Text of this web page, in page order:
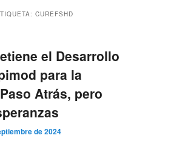
CUREFSHD
el Desarrollo
para la
Atrás, pero
de 2024